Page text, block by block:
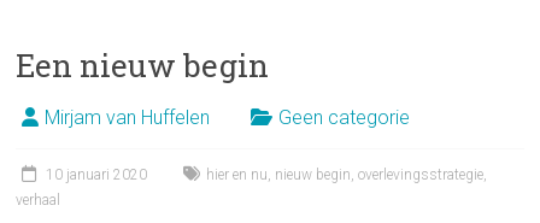
Een nieuw begin
Mirjam van Huffelen Geen categorie
10 januari 2020 hier en nu nieuw begin ,overlevingsstrategie
verhaal